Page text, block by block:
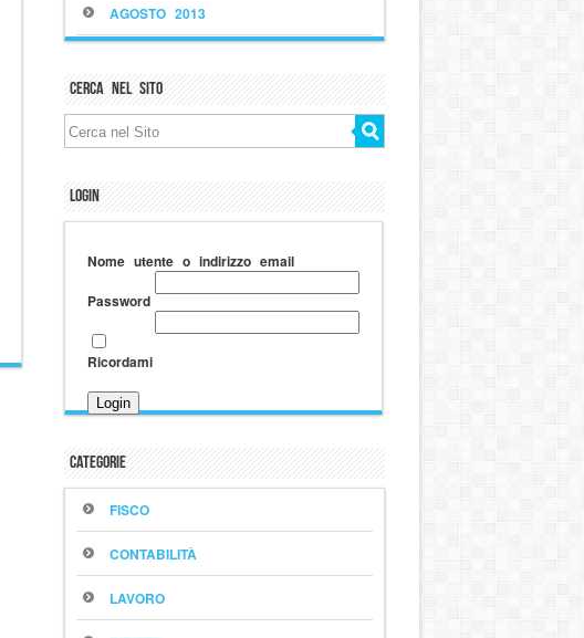
AGOSTO 2013
Cerca nel sito
Login
Nome utente o indirizzo email
Password
Ricordami
Categorie
FISCO
CONTABILITÀ
LAVORO